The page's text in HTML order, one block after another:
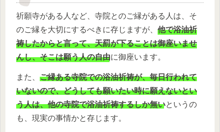
祈願寺がある人など、寺院とのご縁がある人は、そ
のご縁を大切にするべきに存じますが、 他で浴油祈
祷したからと言って、天罰が下ることは御座いませ
んし、そこは願う人の自由に御座います。
また、 ご縁ある寺院での浴油祈祷が、毎日行われて
いないので、どうしても願いたい時に願えないとい
う人は、他の寺院で浴油祈祷するしか無いというの
も、現実の事情かと存じます。